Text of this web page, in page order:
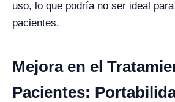
uso, lo que podría no ser ideal
pacientes.
Mejora en el
Pacientes: